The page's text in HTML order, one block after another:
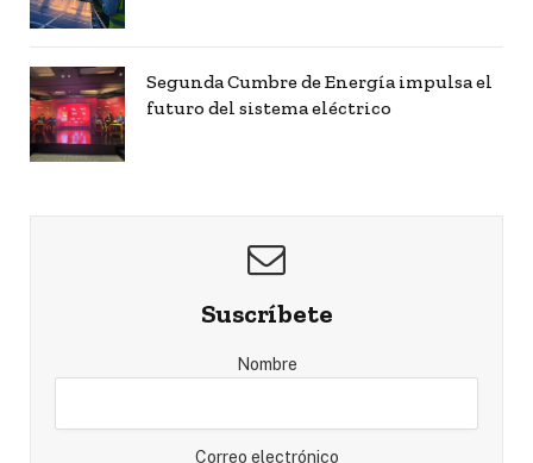
Segunda Cumbre de Energía impulsa el
futuro del sistema eléctrico
Suscríbete
Nombre
Correo electrónico